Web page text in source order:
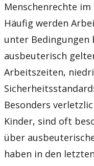
Menschenrechte
Häufig werden
unter Bedingungen
ausbeuterisch
Arbeitszeiten,
Besonders
Kinder, sind oft
über
haben in den